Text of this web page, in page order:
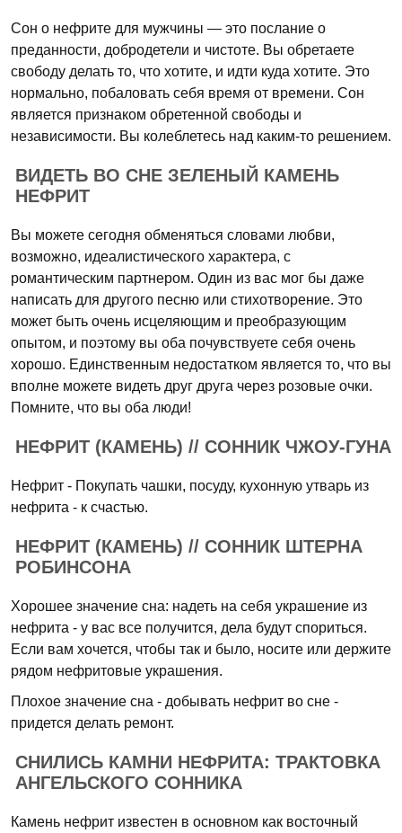
Сон о нефрите для мужчины — это послание о
преданности, добродетели и чистоте. Вы обретаете
свободу делать то, что хотите, и идти куда хотите. Это
нормально, побаловать себя время от времени. Сон
является признаком обретенной свободы и
независимости. Вы колеблетесь над каким-то решением.
ВИДЕТЬ ВО СНЕ ЗЕЛЕНЫЙ КАМЕНЬ
НЕФРИТ
Вы можете сегодня обменяться словами любви,
возможно, идеалистического характера, с
романтическим партнером. Один из вас мог бы даже
написать для другого песню или стихотворение. Это
может быть очень исцеляющим и преобразующим
опытом, и поэтому вы оба почувствуете себя очень
хорошо. Единственным недостатком является то, что вы
вполне можете видеть друг друга через розовые очки.
Помните, что вы оба люди!
НЕФРИТ (КАМЕНЬ) // СОННИК ЧЖОУ-ГУНА
Нефрит - Покупать чашки, посуду, кухонную утварь из
нефрита - к счастью.
НЕФРИТ (КАМЕНЬ) // СОННИК ШТЕРНА
РОБИНСОНА
Хорошее значение сна: надеть на себя украшение из
нефрита - у вас все получится, дела будут спориться.
Если вам хочется, чтобы так и было, носите или держите
рядом нефритовые украшения.
Плохое значение сна - добывать нефрит во сне -
придется делать ремонт.
СНИЛИСЬ КАМНИ НЕФРИТА: ТРАКТОВКА
АНГЕЛЬСКОГО СОННИКА
Камень нефрит известен в основном как восточный